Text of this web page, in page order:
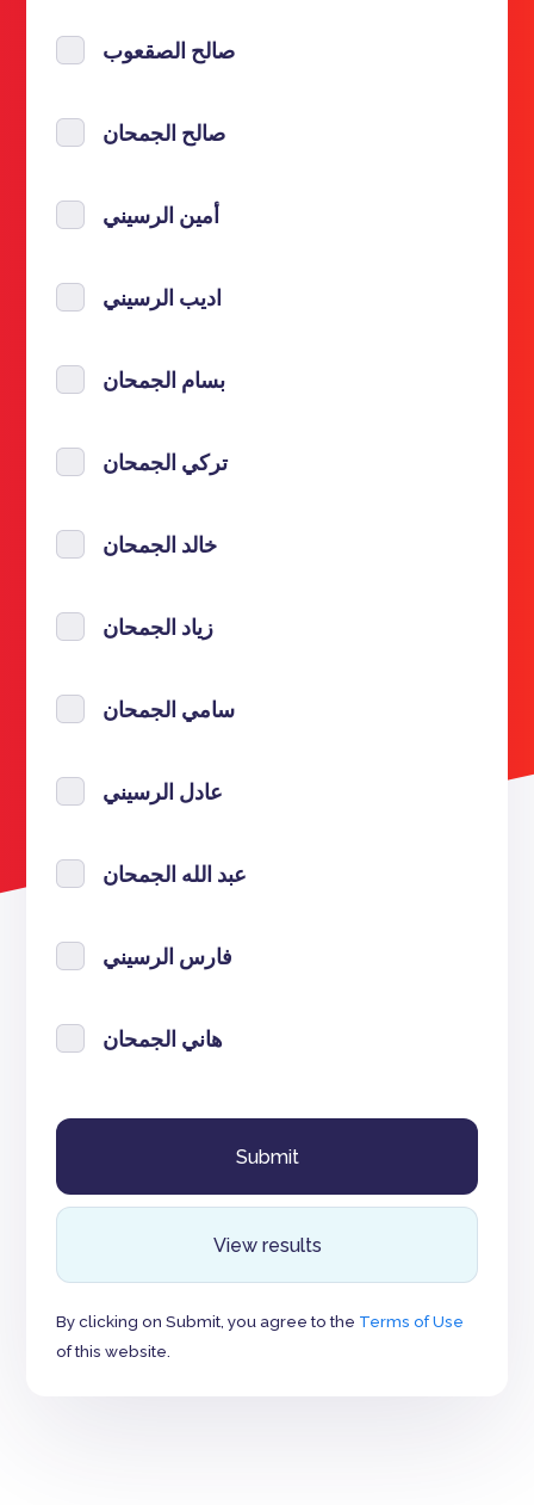
صالح الصقعوب
صالح الجمحان
أمين الرسيني
اديب الرسيني
بسام الجمحان
تركي الجمحان
خالد الجمحان
زياد الجمحان
سامي الجمحان
عادل الرسيني
عبد الله الجمحان
فارس الرسيني
هاني الجمحان
View results
By clicking on Submit, you agree to the Terms of Use
of this website.